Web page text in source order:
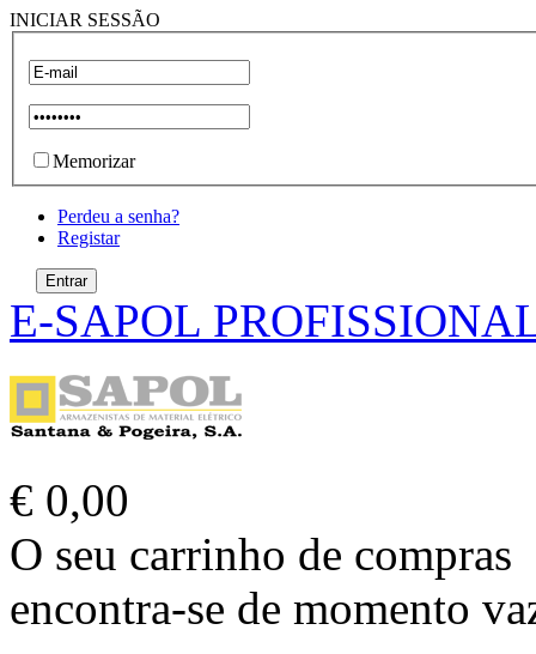
INICIAR SESSÃO
Memorizar
Perdeu a senha?
Registar
E-SAPOL
€ 0,00
O seu carrinho de compras
encontra-se de momento